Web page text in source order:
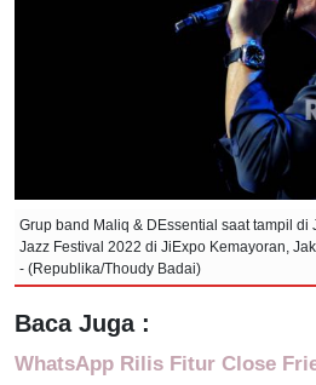
Grup band Maliq & DEssential saat tampil di
Jazz Festival 2022 di JiExpo Kemayoran,
- (Republika/Thoudy Badai)
Baca Juga :
WhatsApp Rilis Fitur Close